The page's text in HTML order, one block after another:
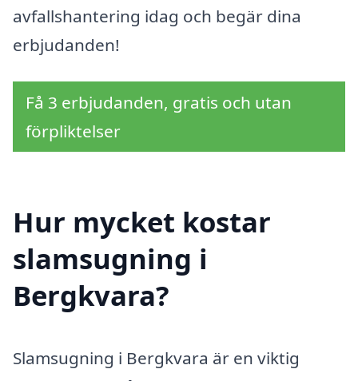
avfallshantering idag och begär dina
erbjudanden!
Få 3 erbjudanden, gratis och utan
förpliktelser
Hur mycket kostar
slamsugning i
Bergkvara?
Slamsugning i Bergkvara är en viktig